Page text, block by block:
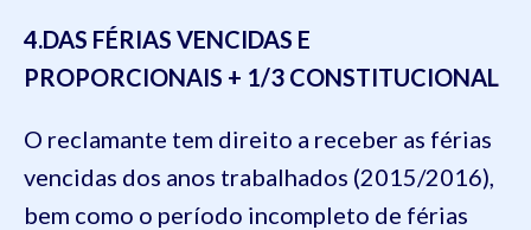
4.DAS FÉRIAS VENCIDAS E
PROPORCIONAIS + 1/3 CONSTITUCIONAL
O reclamante tem direito a receber as férias
vencidas dos anos trabalhados (2015/2016),
bem como o período incompleto de férias